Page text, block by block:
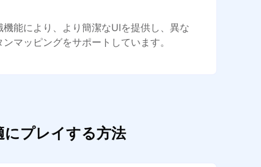
能により、より簡潔なUIを提供し、異な
マッピングをサポートしています。
プレイする方法